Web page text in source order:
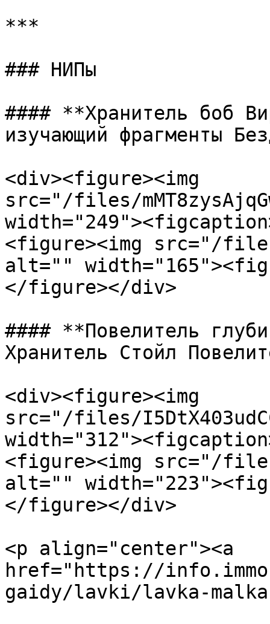
***
### НИПы
#### **Хранитель боб
изучающий фрагменты
<div><figure><img
src="/files/
<figure><img src="/files/
alt=""
</figure></div>
#### **Повелитель
Хранитель Стойл
<div><figure><img
src="/files/
<figure><img src="/files/
alt=""
</figure></div>
<p align="center"><a
href="https://
gaidy/lavki/lavka-